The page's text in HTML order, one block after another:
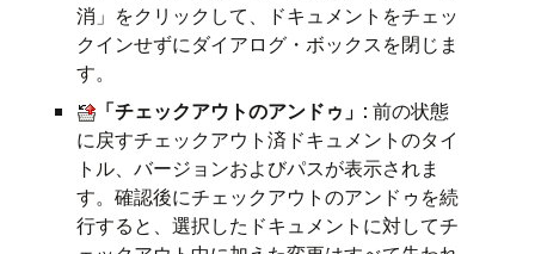
消」をクリックして、ドキュメントをチェッ
クインせずにダイアログ・ボックスを閉じま
す。
「チェックアウトのアンドゥ」 : 前の状態
に戻すチェックアウト済ドキュメントのタイ
トル、バージョンおよびパスが表示されま
す。確認後にチェックアウトのアンドゥを続
行すると、選択したドキュメントに対してチ